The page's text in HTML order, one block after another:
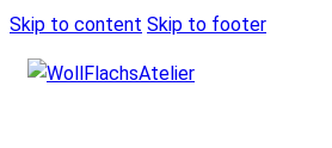
Skip to content Skip to footer